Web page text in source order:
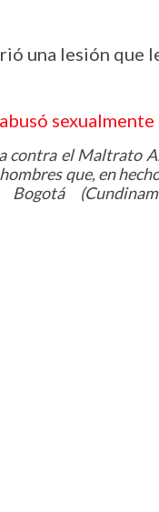
una lesión que
contra el Maltrato
que, en